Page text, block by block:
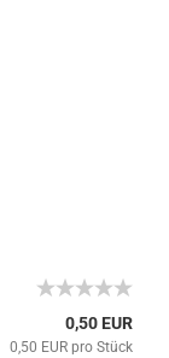
0,50 EUR
0,50 EUR pro Stück